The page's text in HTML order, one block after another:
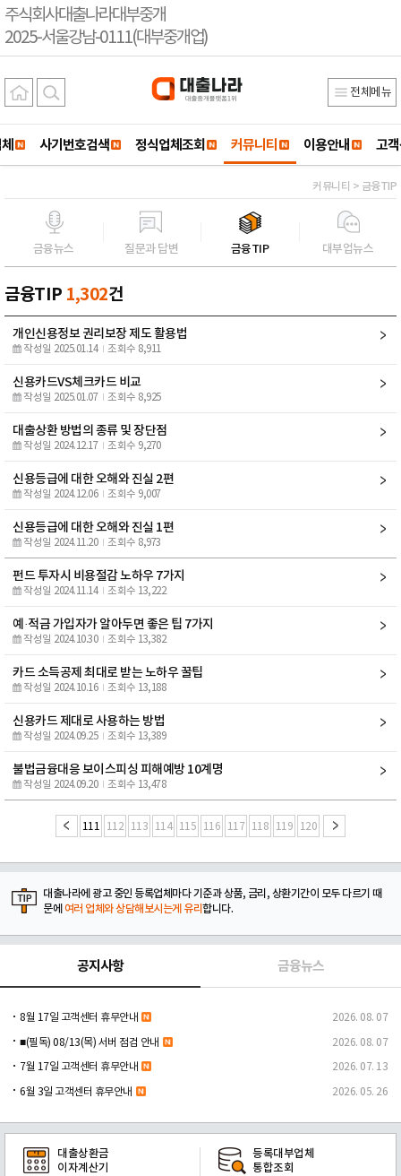
주식회사대출나라대부중개
2025-서울강남-0111(대부중개업)
전체메뉴
사기번호검색 정식업체조회 커뮤니티 이용안내 고
커뮤니티 > 금융TIP
금융뉴스 질문과 답변 금융TIP 대부업뉴스
금융TIP 1,302건
개인신용정보 권리보장 제도 활용법
작성일 2025.01.14 조회수 8,911
신용카드VS체크카드 비교
작성일 2025.01.07 조회수 8,925
대출상환 방법의 종류 및 장단점
작성일 2024.12.17 조회수 9,270
신용등급에 대한 오해와 진실 2편
작성일 2024.12.06 조회수 9,007
신용등급에 대한 오해와 진실 1편
작성일 2024.11.20 조회수 8,973
펀드 투자시 비용절감 노하우 7가지
작성일 2024.11.14 조회수 13,222
예·적금 가입자가 알아두면 좋은 팁 7가지
작성일 2024.10.30 조회수 13,382
카드 소득공제 최대로 받는 노하우 꿀팁
작성일 2024.10.16 조회수 13,188
신용카드 제대로 사용하는 방법
작성일 2024.09.25 조회수 13,389
불법금융대응 보이스피싱 피해예방 10계명
작성일 2024.09.20 조회수 13,478
111 112 113 114 115 116 117 118 119 120
대출나라에 광고 중인 등록업체마다 기준과 상품, 금리, 상환기간이 모두 다르기 때
문에 여러 업체와 상담해보시는게 유리합니다.
공지사항 금융뉴스
8월 17일 고객센터 휴무안내 2026. 08. 07
■(필독) 08/13(목) 서버 점검 안내 2026. 08. 07
7월 17일 고객센터 휴무안내 2026. 07. 13
6월 3일 고객센터 휴무안내 2026. 05. 26
대출상환금
이자계산기
등록대부업체
통합조회